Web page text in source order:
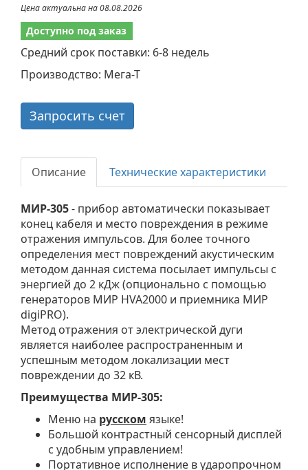
Цена актуальна на 08.08.2026
Доступно под заказ
Средний срок поставки: 6-8 недель
Производство: Мега-Т
Запросить счет
Описание Технические характеристики
МИР-305- прибор автоматически показывает
конец кабеля и место повреждения в режиме
отражения импульсов. Для более точного
определения мест повреждений акустическим
методом данная система посылает импульсы с
энергией до 2 кДж (опционально с помощью
генераторов МИР HVA2000 и приемника МИР
digiPRO).
Метод отражения от электрической дуги
является наиболее распространенным и
успешным методом локализации мест
повреждении до 32 кВ.
Преимущества МИР-305:
Меню на русском языке!
Большой контрастный сенсорный дисплей
с удобным управлением!
Портативное исполнение в ударопрочном